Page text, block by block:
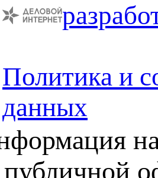
Политика и
данных
на
публичной